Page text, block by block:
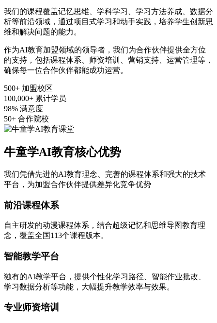
我们的课程覆盖记忆思维、学科学习、学习方法养成、数据分
析等前沿领域，通过项目式学习和动手实践，培养学生创新思
维和解决问题的能力。
作为AI教育加盟领域的领导者，我们为合作伙伴提供全方位
的支持，包括课程体系、师资培训、营销支持、运营管理等，
确保每一位合作伙伴都能成功运营。
500+ 加盟校区
100,000+ 累计学员
98% 满意度
50+ 合作院校
牛童学AI教育核心优势
我们凭借先进的AI教育理念、完善的课程体系和强大的技术
平台，为加盟合作伙伴提供差异化竞争优势
前沿课程体系
自主研发的动漫课程体系，结合超级记忆和思维导图教育理
念，覆盖全国113个课程版本。
智能教学平台
独有的AI教学平台，提供个性化学习路径、智能作业批改、
学习数据分析等功能，大幅提升教学效率与效果。
专业师资培训